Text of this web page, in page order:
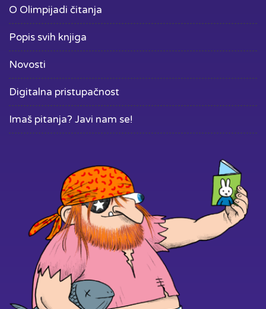
O Olimpijadi čitanja
Popis svih knjiga
Novosti
Digitalna pristupačnost
Imaš pitanja? Javi nam se!